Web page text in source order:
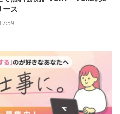
ース